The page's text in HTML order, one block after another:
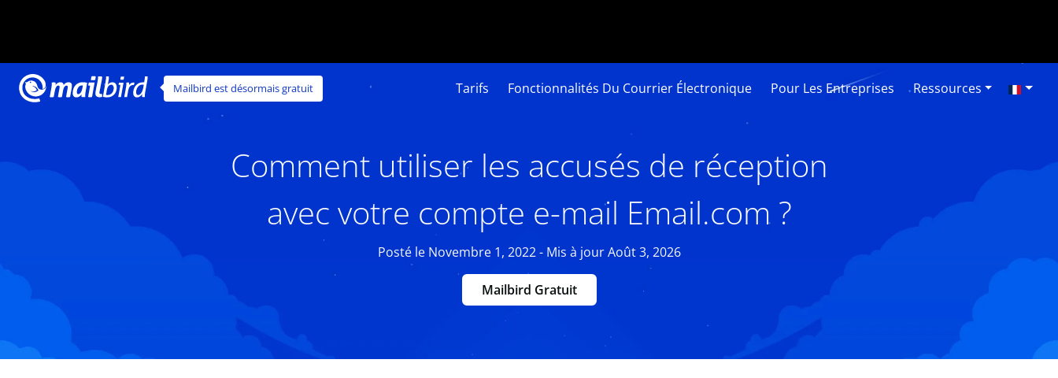
Mailbird est désormais gratuit Tarifs Fonctionnalités Du Courrier Électronique Pour Les Entreprises Ressources
Comment utiliser les accusés de réception
avec votre compte e-mail Email.com ?
Posté le Novembre 1, 2022 - Mis à jour Août 3, 2026
Mailbird Gratuit